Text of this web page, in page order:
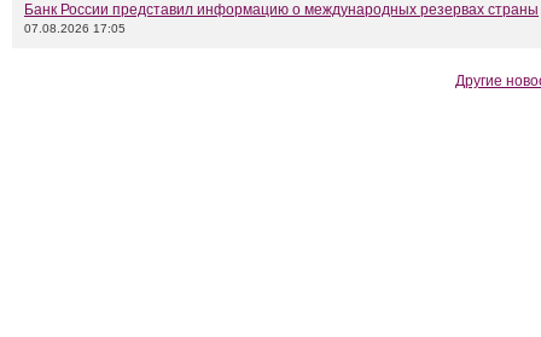
Банк России представил информацию о международных резервах страны
07.08.2026 17:05
Другие